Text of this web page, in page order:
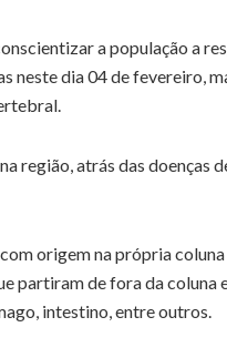
a população a
neste dia 04 de fevereiro,
região, atrás das doenças
origem na própria
partiram de fora da coluna
intestino, entre outros.